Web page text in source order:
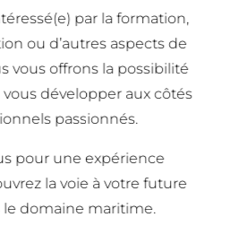
par la formation,
ou d’autres aspects de
vous offrons la possibilité
développer aux côtés
passionnés.
pour une expérience
la voie à votre future
le domaine maritime.